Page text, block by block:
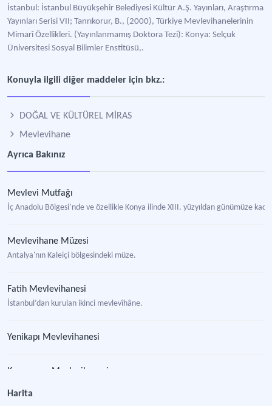
İstanbul: İstanbul Büyükşehir Belediyesi Kültür A.Ş. Yayınları, Araştırma
Yayınları Serisi VII; Tanrıkorur, B., (2000), Türkiye Mevlevihanelerinin
Mimarî Özellikleri. (Yayınlanmamış Doktora Tezi): Konya: Selçuk
Üniversitesi Sosyal Bilimler Enstitüsü,.
Konuyla ilgili diğer maddeler için bkz.:
DOĞAL VE KÜLTÜREL MİRAS
Mevlevihane
Ayrıca Bakınız
Mevlevi Mutfağı
İç Anadolu Bölgesi’nde ve özellikle Konya ilinde XIII. yüzyıldan günümüze
Mevlevihane Müzesi
Antalya'nın Kaleiçi bölgesindeki müze.
Fatih Mevlevihanesi
İstanbul’dan kurulan ikinci mevlevîhâne.
Yenikapı Mevlevihanesi
Kasımpaşa Mevlevihanesi
Harita